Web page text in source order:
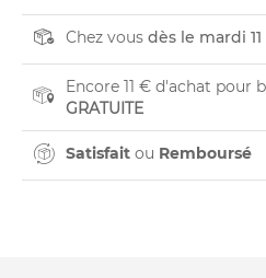
Chez vous dès le mardi
Encore 11 € d'achat pour
GRATUITE
Satisfait ou Remboursé